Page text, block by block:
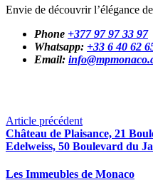
Envie de découvrir l’élégance
Phone +377 97 97 33 97
Whatsapp: +33 6 40 62
Email:
Article précédent
Château de Plaisance, 21
Edelweiss, 50 Boulevard du
Les Immeubles de Monaco